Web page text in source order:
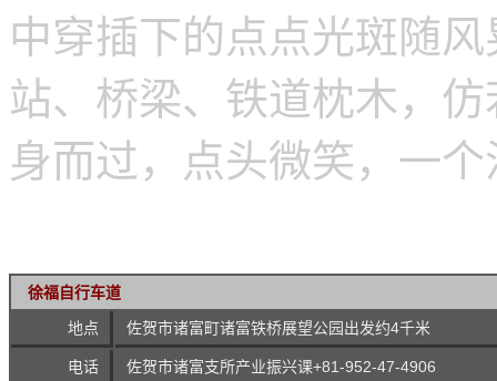
中穿插下的点点光斑随
站、桥梁、铁道枕木，
身而过，点头微笑，一
徐福自行车道
地点
佐贺市诸富町诸富铁桥展望公园出发约4千米
电话 佐贺市诸富支所产业振兴课+81-952-47-4906